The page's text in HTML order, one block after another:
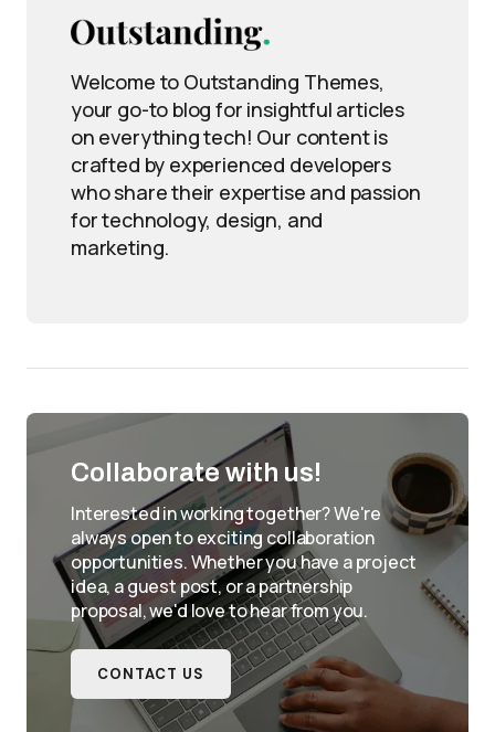
Welcome to Outstanding Themes,
your go-to blog for insightful articles
on everything tech! Our content is
crafted by experienced developers
who share their expertise and passion
for technology, design, and
marketing.
Collaborate with us!
Interested in working together? We're
always open to exciting collaboration
opportunities. Whether you have a project
idea, a guest post, or a partnership
proposal, we'd love to hear from you.
CONTACT US